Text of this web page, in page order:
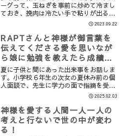
ーグって、玉ねぎを事前に炒めて冷まし
ておき、挽肉は冷たい手で粘りが出るま
で混ぜ合わせ、肉汁を閉じ込めるように
焼く。というのが一般的な作り方かと思
います。私もずっとその考えで作ってい
ました。ですが、どうして...
2023.09.22
RAPTさんと神様が御言葉を
伝えてくださる愛を思いなが
ら娘に勉強を教えたら成績が
驚くほど上がった出来事。
夏に子供と間にあった出来事をお話しま
す。小学校６年生の次女の夏休み前の個
人面談で、先生に学力の面で指摘を受け
ました。特に算数です。実は算数に関し
ては今までの各学年の面談でも言われて
いました。たまに見つかるテストの点数
を見ると、かなり低い点数...
2025.02.03
神様を愛する人間一人一人の
考えと行ないで世の中が変わ
る！